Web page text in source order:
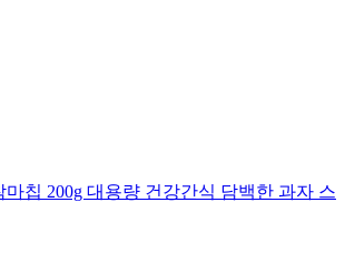
칩 200g 대용량 건강간식 담백한 과자 스